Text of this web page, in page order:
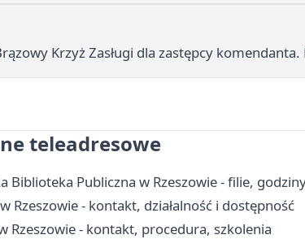
Krzyż Zasługi dla zastępcy
teleadresowe
Biblioteka Publiczna w Rzeszowie - filie,
Rzeszowie - kontakt, działalność i dostępność
Rzeszowie - kontakt, procedura, szkolenia